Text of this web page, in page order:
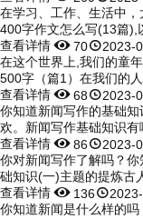
在学习、工作、生活中
400字作文怎么写(13篇),
查看详情702023-
在这个世界上,我们的童
500字（篇1）在我们的
查看详情682023-
你知道新闻写作的基础
欢。新闻写作基础知识
查看详情862023-
你对新闻写作了解吗？
础知识(一)主题的提炼古
查看详情 136
你知道新闻是什么样的